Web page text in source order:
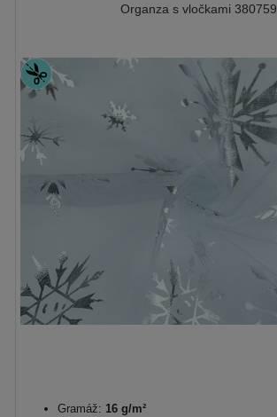
Organza s vločkami 380759
Gramáž: 16 g/m²